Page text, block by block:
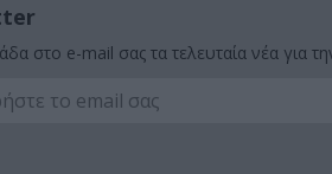
στο e-mail σας τα τελευταία νέα για